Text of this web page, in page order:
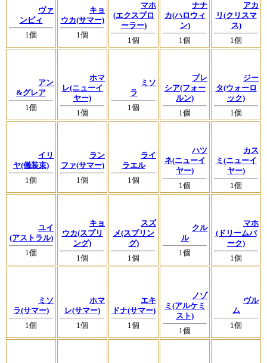
ヴァ
ンピィ
1個
キョ
ウカ(サマー)
1個
マホ
(エクスプロ
ーラー)
1個
ナナ
カ(ハロウィ
ン)
1個
アカ
リ(クリスマ
ス)
1個
アン
&グレア
1個
ホマ
レ(ニューイ
ヤー)
1個
ミソ
ラ
1個
プレ
シア(フォー
ルン)
1個
ジー
タ(ウォーロ
ック)
1個
イリ
ヤ(儀装束)
1個
ラン
ファ(サマー)
1個
ライ
ラエル
1個
ハツ
ネ(ニューイ
ヤー)
1個
カス
ミ(ニューイ
ヤー)
1個
ユイ
(アストラル)
1個
キョ
ウカ(スプリ
ング)
1個
スズ
メ(スプリン
グ)
1個
クル
ル
1個
マホ
(ドリームパ
ーク)
1個
ミソ
ラ(サマー)
1個
ホマ
レ(サマー)
1個
エキ
ドナ(サマー)
1個
ノゾ
ミ(アルケミ
スト)
1個
ヴル
ム
1個